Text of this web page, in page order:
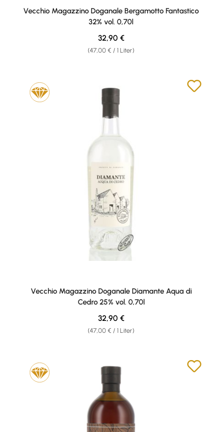
Vecchio Magazzino Doganale Bergamotto Fantastico
32% vol. 0,70l
(47,00 € / 1 Liter)
Regulärer Preis:
32,90 €
Vecchio Magazzino Doganale Diamante Aqua di
Cedro 25% vol. 0,70l
(47,00 € / 1 Liter)
Regulärer Preis:
32,90 €